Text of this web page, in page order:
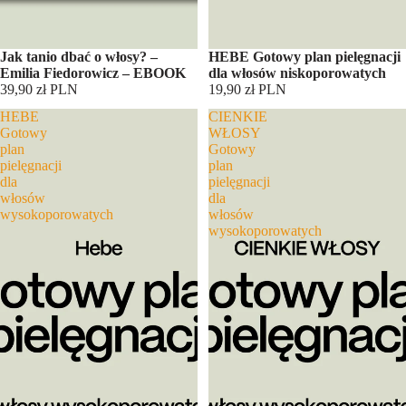
Jak tanio dbać o włosy? –
Emilia Fiedorowicz – EBOOK
39,90 zł PLN
HEBE Gotowy plan pielęgnacji
dla włosów niskoporowatych
19,90 zł PLN
HEBE
Gotowy
plan
pielęgnacji
dla
włosów
wysokoporowatych
CIENKIE
WŁOSY
Gotowy
plan
pielęgnacji
dla
włosów
wysokoporowatych